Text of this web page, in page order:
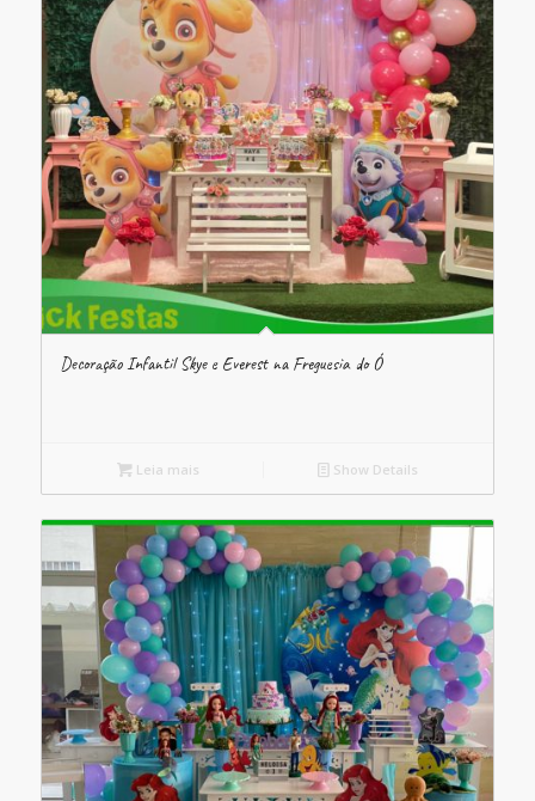
Decoração Infantil Skye e Everest na Freguesia do Ó
Leia mais Show Details